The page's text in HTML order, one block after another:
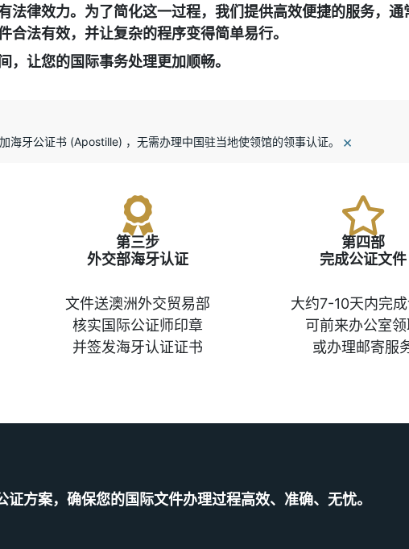
法律效力。为了简化这一过程，我们提供高效便捷的服务，通
法有效，并让复杂的程序变得简单易行。
让您的国际事务处理更加顺畅。
牙公证书 (Apostille) ，无需办理中国驻当地使领馆的领事认证。 ×
第三步
外交部海牙认证
文件送澳洲外交贸易部
核实国际公证师印章
并签发海牙认证证书
第四部
完成公证文件
大约7-10天内完
可前来办公室领
或办理邮寄服
方案，确保您的国际文件办理过程高效、准确、无忧。